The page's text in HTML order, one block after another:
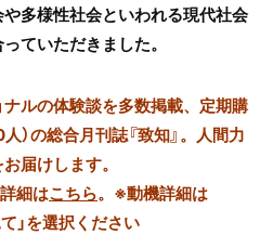
多様性社会といわれる現代社会
ていただきました。
ルの体験談を多数掲載、定期購
）の総合月刊誌『致知』。人間力
届けします。
細はこちら。 ※動機詳細は
」を選択ください